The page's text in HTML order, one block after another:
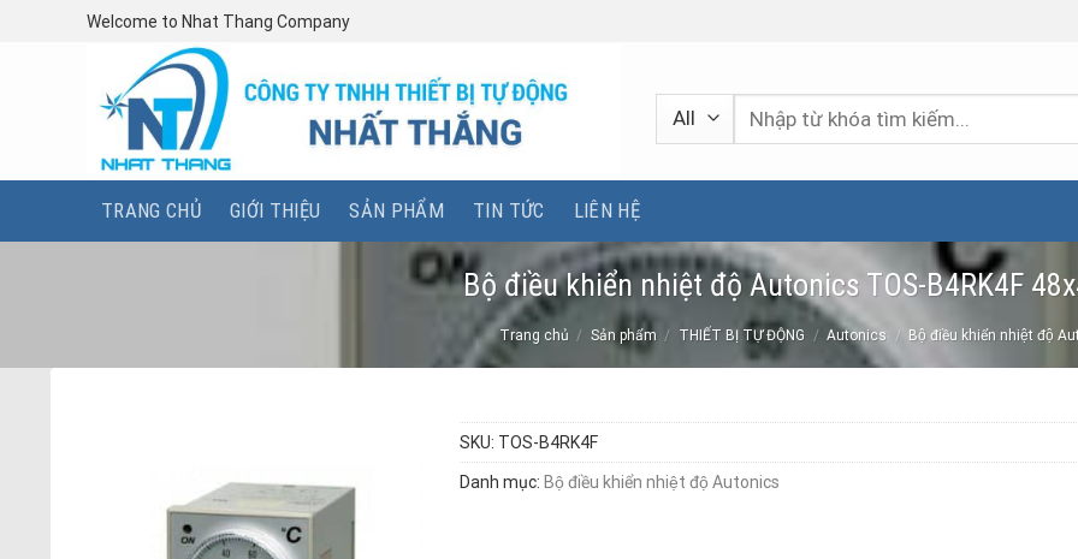
Welcome to Nhat Thang Company
Tìm
TRANG CHỦ GIỚI THIỆU SẢN PHẨM TIN TỨC LIÊN HỆ
Bộ điều khiển nhiệt độ Autonics TOS-B4RK4F
Trang chủ / Sản phẩm / THIẾT BỊ TỰ ĐỘNG / Autonics / Bộ điều khiển nhiệt độ
SKU: TOS-B4RK4F
Danh mục: Bộ điều khiển nhiệt độ Autonics